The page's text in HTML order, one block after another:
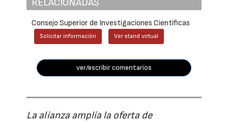
RELACIONADAS
Consejo Superior de Investigaciones Científicas
Solicitar información Ver stand virtual
ver/escribir comentarios
La alianza amplía la oferta de